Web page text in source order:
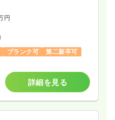
円
ブランク可
第二新卒可
詳細を見る